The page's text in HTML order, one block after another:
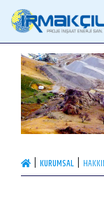
KURUMSAL